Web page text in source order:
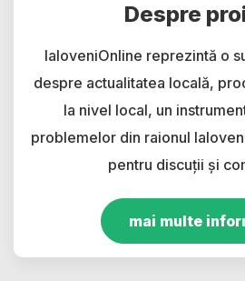
Despre
IaloveniOnline reprezintă o
despre actualitatea locală,
la nivel local, un
problemelor din raionul
pentru discuții și
mai multe